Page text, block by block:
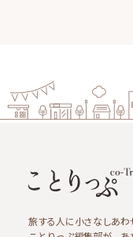
旅する人に小さなしあわ